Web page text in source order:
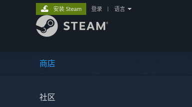
商店
社区
安装 Steam 登录 语言